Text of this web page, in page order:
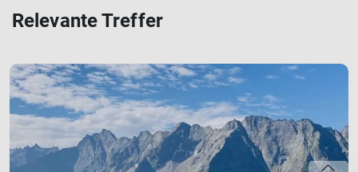
Relevante Treffer